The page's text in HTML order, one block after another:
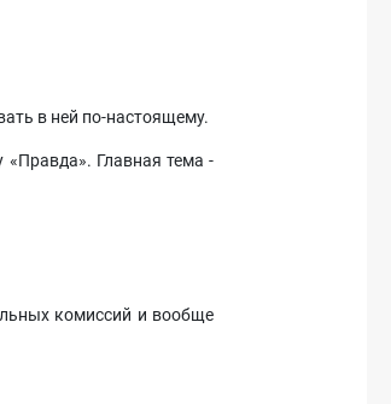
в ней по-настоящему.
Главная тема -
комиссий и вообще